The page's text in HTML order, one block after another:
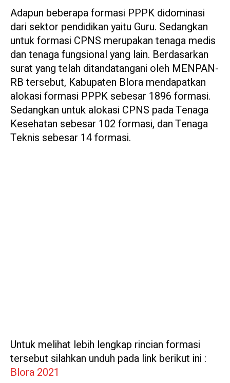
Adapun beberapa formasi PPPK didominasi
dari sektor pendidikan yaitu Guru. Sedangkan
untuk formasi CPNS merupakan tenaga medis
dan tenaga fungsional yang lain. Berdasarkan
surat yang telah ditandatangani oleh MENPAN-
RB tersebut, Kabupaten Blora mendapatkan
alokasi formasi PPPK sebesar 1896 formasi.
Sedangkan untuk alokasi CPNS pada Tenaga
Kesehatan sebesar 102 formasi, dan Tenaga
Teknis sebesar 14 formasi.
Untuk melihat lebih lengkap rincian formasi
tersebut silahkan unduh pada link berikut ini :
Blora 2021